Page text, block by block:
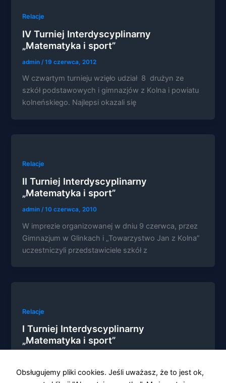
Relacje
IV Turniej Interdyscyplinarny
„Matematyka i sport”
admin /19 czerwca, 2012
W czwartym turnieju wzięło udział 8 drużyn ze
szkół podstawowych i gimnazjów z Kolna i powiatu
kolneńskiego. Najlepsi okazali się
Relacje
II Turniej Interdyscyplinarny
„Matematyka i sport”
admin /10 czerwca, 2010
W imprezie organizowanej w dniu 9 czerwca, przez
Gimnazjum w Glinkach i „Towarzystwo Jan z Kolna”
uczestniczyli przedstawiciele szkół z
Relacje
I Turniej Interdyscyplinarny
„Matematyka i sport”
Niezwykłego przekładańca matematyczno-
Obsługujemy pliki cookies. Jeśli uważasz, że to jest ok,